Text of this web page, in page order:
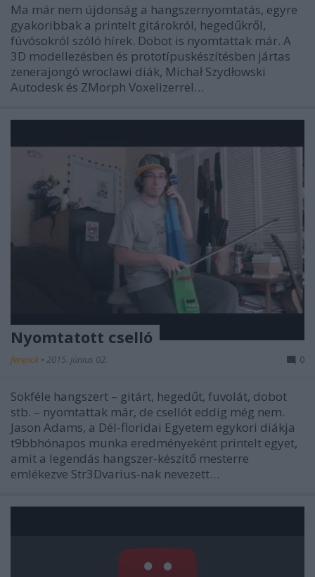
Ma már nem újdonság a hangszernyomtatás, egyre
gyakoribbak a printelt gitárokról, hegedűkről,
fúvósokról szóló hírek. Dobot is nyomtattak már. A
3D modellezésben és prototípuskészítésben jártas
zenerajongó wroclawi diák, Michał Szydłowski
Autodesk és ZMorph Voxelizerrel…
Nyomtatott cselló
ferenck • 2015. június 02. 0
Sokféle hangszert – gitárt, hegedűt, fuvolát, dobot
stb. – nyomtattak már, de csellót eddig még nem.
Jason Adams, a Dél-floridai Egyetem egykori diákja
t9bbhónapos munka eredményeként printelt egyet,
amit a legendás hangszer-készítő mesterre
emlékezve Str3Dvarius-nak nevezett…